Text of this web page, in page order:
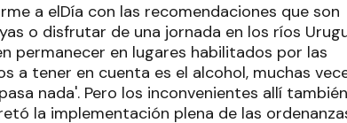
a elDía con las recomendaciones que son
o disfrutar de una jornada en los ríos
permanecer en lugares habilitados por las
a tener en cuenta es el alcohol, muchas
nada'. Pero los inconvenientes allí
la implementación plena de las